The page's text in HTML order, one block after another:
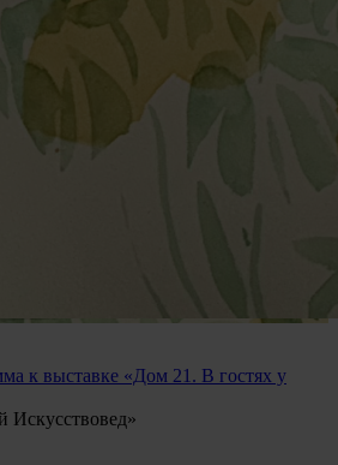
к выставке «Дом 21. В гостях у